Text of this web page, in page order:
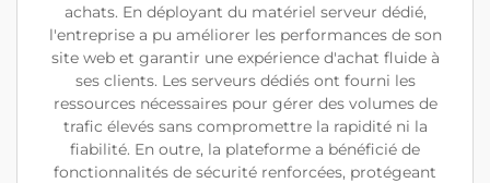
achats. En déployant du matériel serveur dédié,
l'entreprise a pu améliorer les performances de son
site web et garantir une expérience d'achat fluide à
ses clients. Les serveurs dédiés ont fourni les
ressources nécessaires pour gérer des volumes de
trafic élevés sans compromettre la rapidité ni la
fiabilité. En outre, la plateforme a bénéficié de
fonctionnalités de sécurité renforcées, protégeant